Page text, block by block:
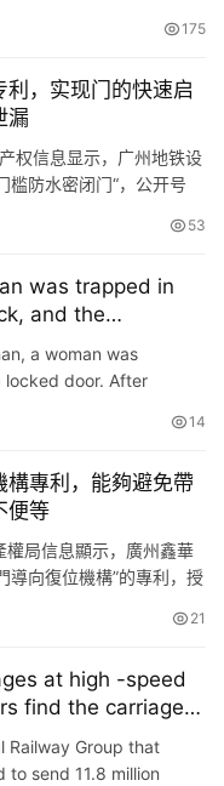
活小妙招——只用一枚硬
无策。直到有一天，我
175
，实现门的快速启
漏
权信息显示，广州地铁设
槛防水密闭门“，公开号
技术领域，包括门框以
、用于将…
53
was trapped in
and the
her \”open\”
a woman was
door. After
14
專利，能夠避免帶
便等
局信息顯示，廣州鑫華
導向復位機構”的專利，授
位機構，包括門楣側
上模…
21
at high -speed
find the carriage
Railway Group that
send 11.8 million